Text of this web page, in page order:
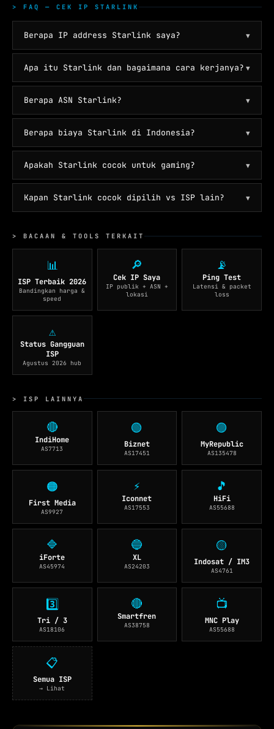
> FAQ — CEK IP STARLINK
Berapa IP address Starlink saya? ▼
Apa itu Starlink dan bagaimana cara kerjanya? ▼
Berapa ASN Starlink? ▼
Berapa biaya Starlink di Indonesia? ▼
Apakah Starlink cocok untuk gaming? ▼
Kapan Starlink cocok dipilih vs ISP lain? ▼
> BACAAN & TOOLS TERKAIT
📊
ISP Terbaik 2026
Bandingkan harga &
speed
🔎
Cek IP Saya
IP publik + ASN +
lokasi
📡
Ping Test
Latensi & packet
loss
⚠️
Status Gangguan
ISP
Agustus 2026 hub
> ISP LAINNYA
🔴
IndiHome
AS7713
🟢
Biznet
AS17451
🟣
MyRepublic
AS135478
🟠
First Media
AS9927
⚡
Iconnet
AS17553
🎵
HiFi
AS55688
🔷
iForte
AS45974
🔵
XL
AS24203
🟡
Indosat / IM3
AS4761
3️⃣
Tri / 3
AS18106
🔴
Smartfren
AS38758
📺
MNC Play
AS55688
📋
Semua ISP
→ Lihat